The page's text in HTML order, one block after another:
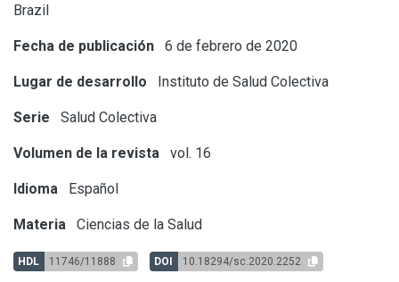
Brazil
Fecha de publicación 6 de febrero de 2020
Lugar de desarrollo Instituto de Salud Colectiva
Serie Salud Colectiva
Volumen de la revista vol. 16
Idioma Español
Materia Ciencias de la Salud
HDL 11746/11888 DOI 10.18294/sc.2020.2252